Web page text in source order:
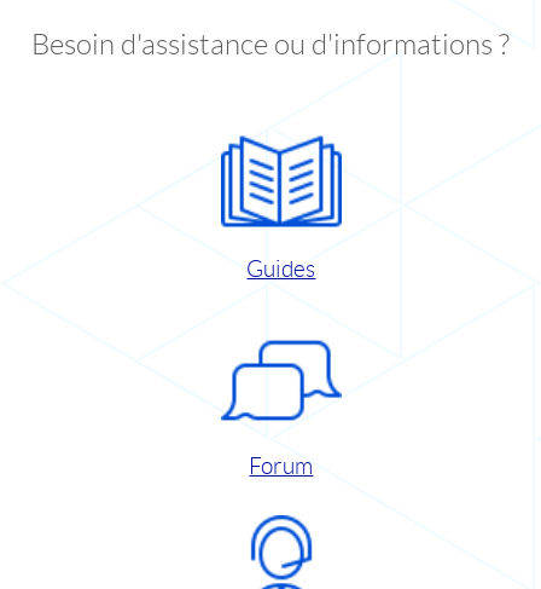
Besoin d'assistance ou d'informations ?
Guides
Forum